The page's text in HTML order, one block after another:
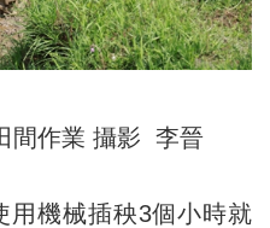
間作業 攝影 李晉
機械插秧3個小時就